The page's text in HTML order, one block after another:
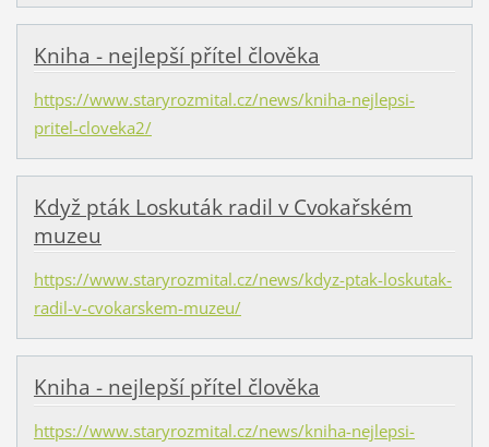
Kniha - nejlepší přítel člověka
https://www.staryrozmital.cz/news/kniha-nejlepsi-
pritel-cloveka2/
Když pták Loskuták radil v Cvokařském
muzeu
https://www.staryrozmital.cz/news/kdyz-ptak-loskutak-
radil-v-cvokarskem-muzeu/
Kniha - nejlepší přítel člověka
https://www.staryrozmital.cz/news/kniha-nejlepsi-